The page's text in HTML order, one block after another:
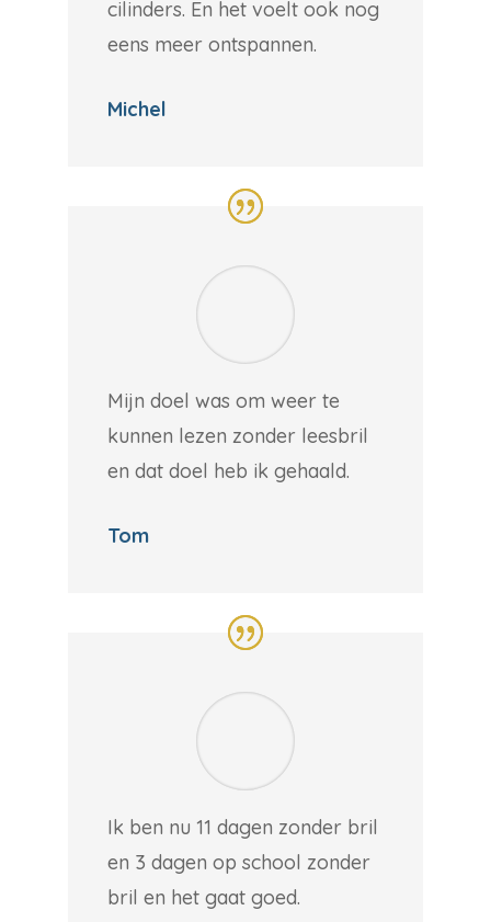
cilinders. En het voelt ook nog
eens meer ontspannen.
Michel
Mijn doel was om weer te
kunnen lezen zonder leesbril
en dat doel heb ik gehaald.
Tom
Ik ben nu 11 dagen zonder bril
en 3 dagen op school zonder
bril en het gaat goed.